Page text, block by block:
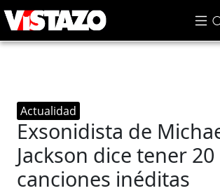
Actualidad
Exsonidista de
Jackson dice tener 20
canciones inéditas